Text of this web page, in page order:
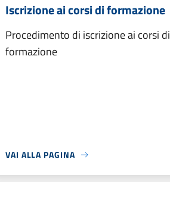
Iscrizione ai corsi di formazione
Procedimento di iscrizione ai corsi di
formazione
VAI ALLA PAGINA